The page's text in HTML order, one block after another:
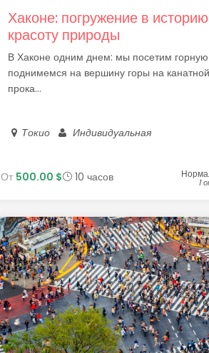
Хаконе: погружение в
красоту природы
В Хаконе одним днем: мы посетим
поднимемся на вершину горы на
прока...
Токио Индивидуальная
От 500.00 $ 10 часов 1